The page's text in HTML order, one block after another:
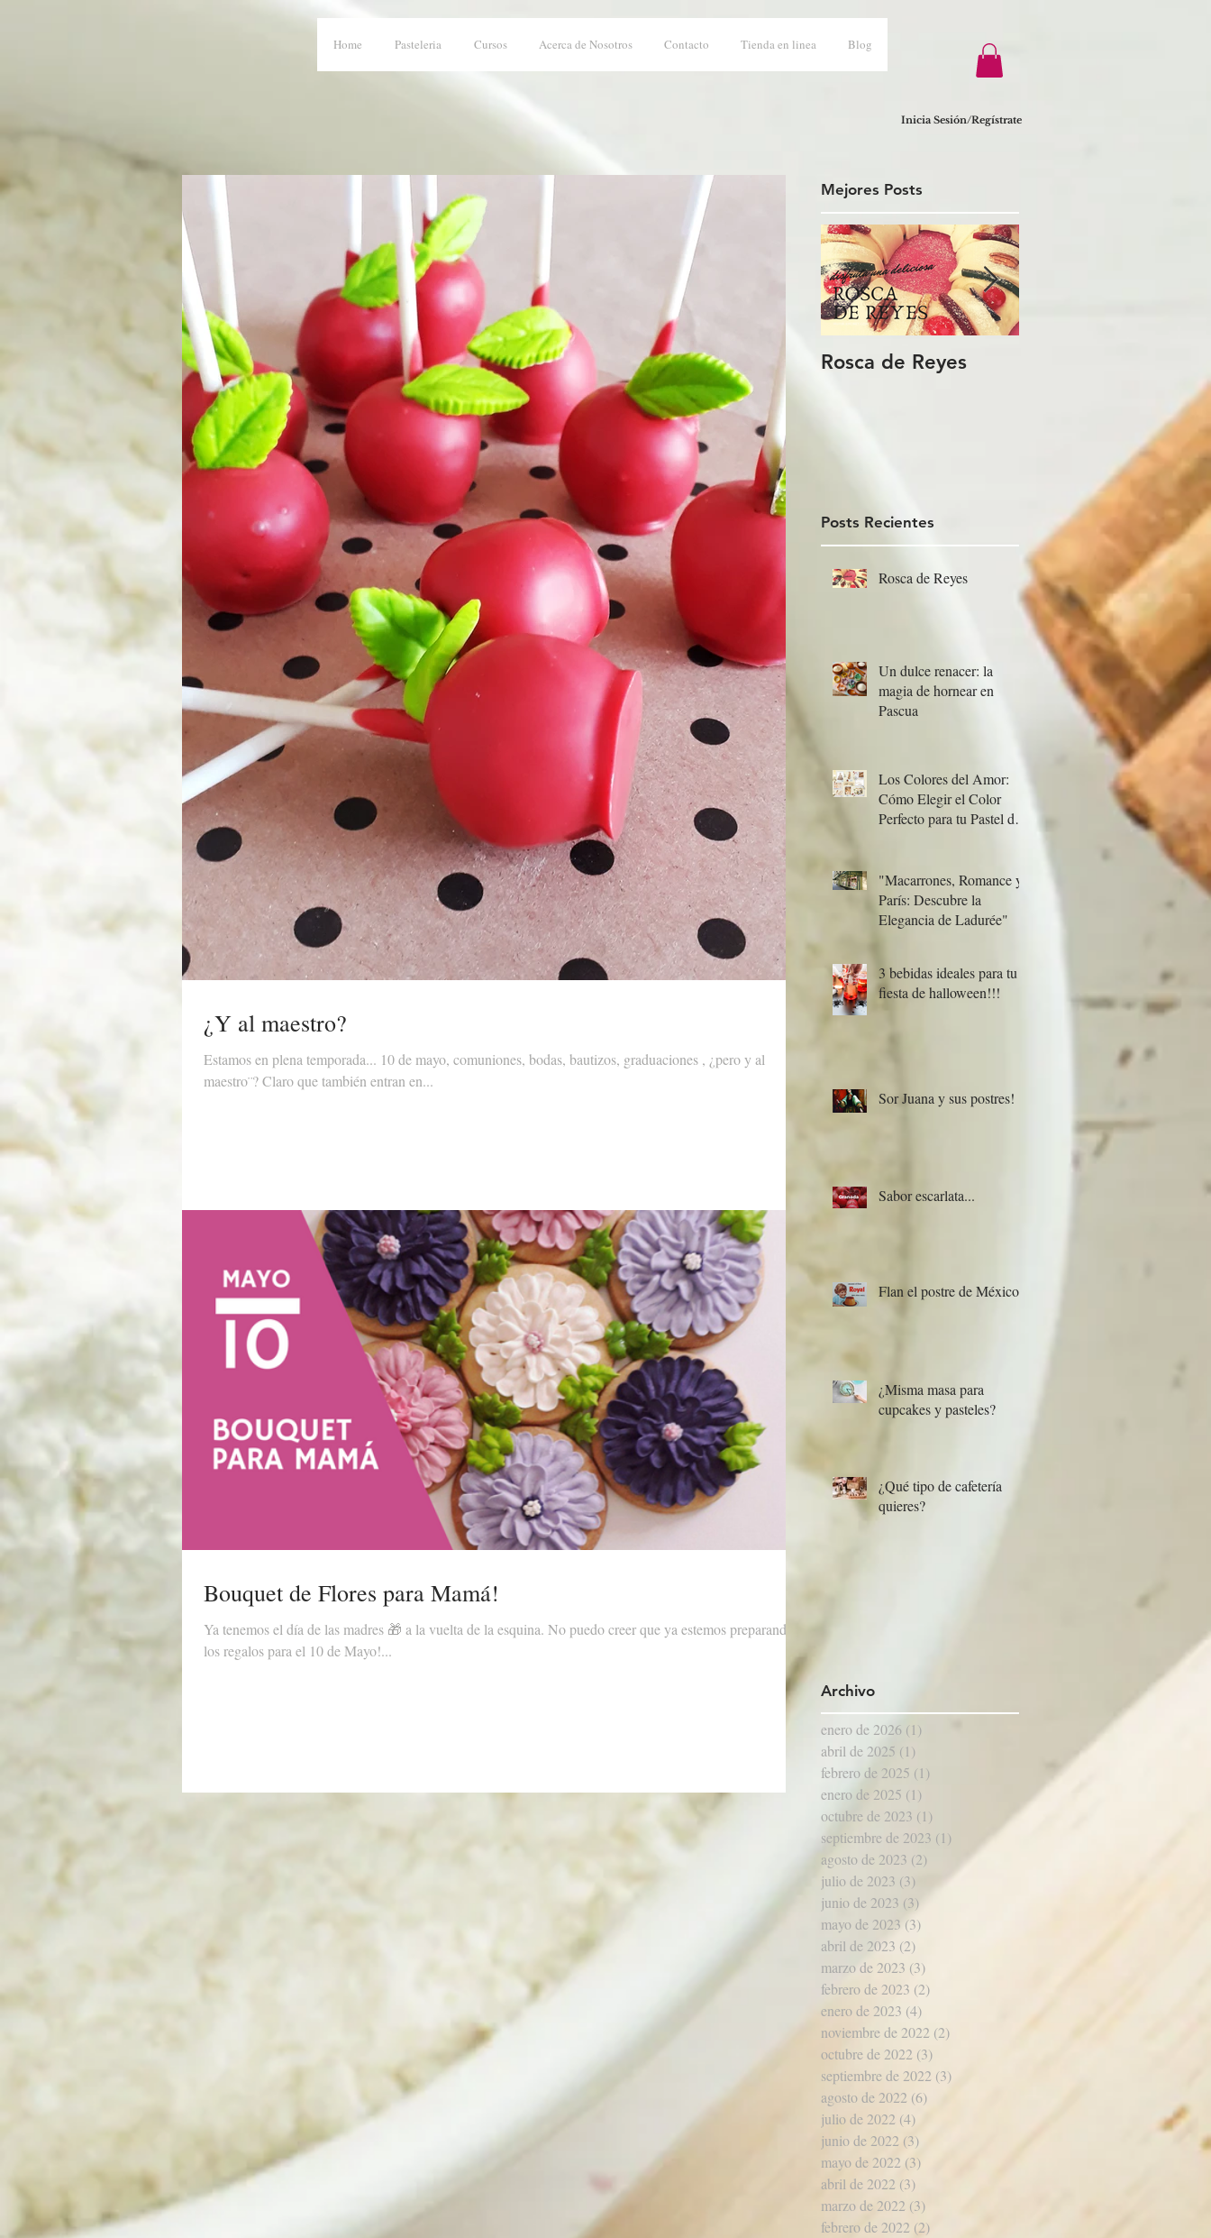
Home Pasteleria Cursos Acerca de Nosotros Contacto Tienda en linea Blog
Inicia Sesión/Regístrate
¿Y al maestro?
Estamos en plena temporada... 10 de mayo, comuniones, bodas, bautizos, graduaciones , ¿pero y al
maestro¨? Claro que también entran en...
Bouquet de Flores para Mamá!
Ya tenemos el día de las madres 🎁 a la vuelta de la esquina. No puedo creer que ya estemos preparando
los regalos para el 10 de Mayo!...
Mejores Posts
Rosca de Reyes
Posts Recientes
Rosca de Reyes
Un dulce renacer: la
magia de hornear en
Pascua
Los Colores del Amor:
Cómo Elegir el Color
Perfecto para tu Pastel de
"Macarrones, Romance y
París: Descubre la
Elegancia de Ladurée"
3 bebidas ideales para tu
fiesta de halloween!!!
Sor Juana y sus postres!
Sabor escarlata...
Flan el postre de México...
¿Misma masa para
cupcakes y pasteles?
¿Qué tipo de cafetería
quieres?
Archivo
enero de 2026 (1)
abril de 2025 (1)
febrero de 2025 (1)
enero de 2025 (1)
octubre de 2023 (1)
septiembre de 2023 (1) 1 entrada
agosto de 2023 (2) 2 entradas
julio de 2023 (3) 3 entradas
junio de 2023 (3)
mayo de 2023 (3)
abril de 2023 (2)
marzo de 2023 (3)
febrero de 2023 (2)
enero de 2023 (4)
noviembre de 2022 (2)
octubre de 2022 (3)
septiembre de 2022 (3)
agosto de 2022 (6)
julio de 2022 (4)
junio de 2022 (3)
mayo de 2022 (3)
abril de 2022 (3)
marzo de 2022 (3)
febrero de 2022 (2)